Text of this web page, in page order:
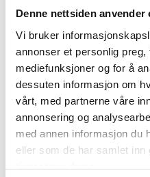
Denne nettsiden anvender
Vi bruker
annonser et personlig
mediefunksjoner og for å
dessuten informasjon om
vårt, med partnerne våre
annonsering og
med annen informasjon du
eller som de har samlet inn
forespørsel. Les mer om
personopplysninger ivår
Hvis du er en arbeidssøker,
behandler dine personlige
personvernerklæring for
Kontakt oss
nettstedet